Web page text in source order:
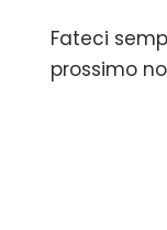
Fateci
prossimo